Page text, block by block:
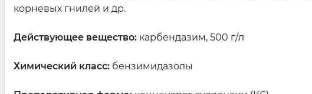
корневых гнилей и др.
Действующее вещество: карбендазим, 500 г/л
Химический класс: бензимидазолы